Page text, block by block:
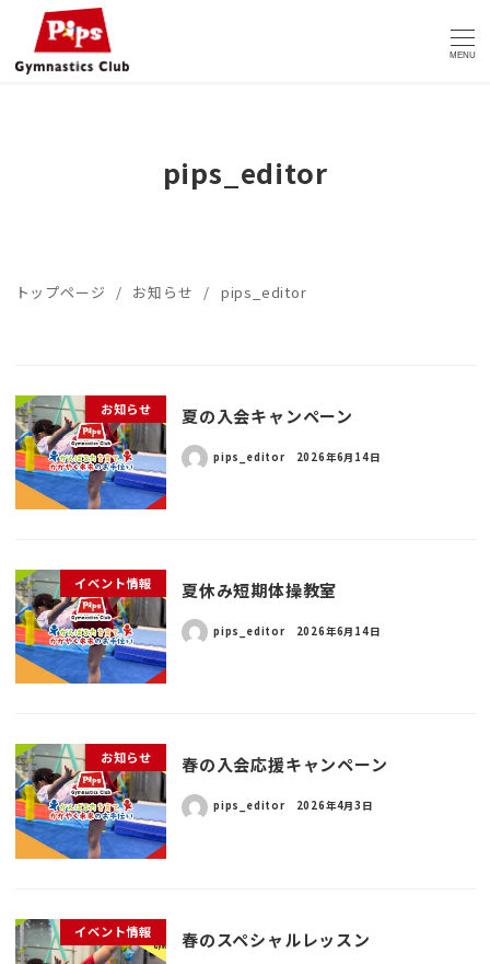
MENU
pips_editor
トップページ お知らせ pips_editor
お知らせ 夏の入会キャンペーン
pips_editor 2026年6月14日
イベント情報 夏休み短期体操教室
pips_editor 2026年6月14日
お知らせ 春の入会応援キャンペーン
pips_editor 2026年4月3日
イベント情報 春のスペシャルレッスン